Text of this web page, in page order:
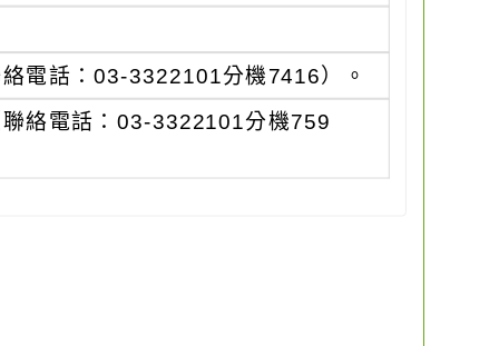
電話：03-3322101分機7416）。
絡電話：03-3322101分機759